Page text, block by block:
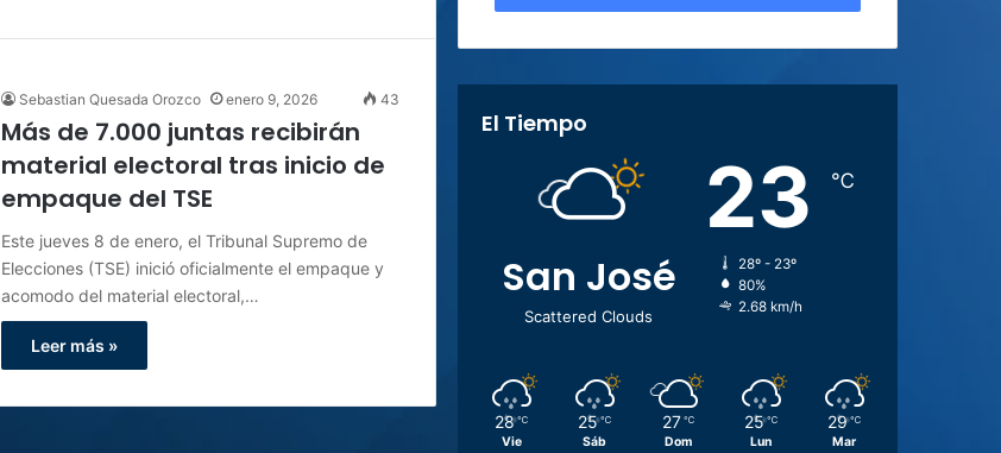
Sebastian Quesada Orozco enero 9, 2026 43
Más de 7.000 juntas recibirán
material electoral tras inicio de
empaque del TSE
Este jueves 8 de enero, el Tribunal Supremo de
Elecciones (TSE) inició oficialmente el empaque y
acomodo del material electoral,…
Leer más »
El Tiempo
San José
Scattered Clouds
23 ℃
28º - 23º
80%
2.68 km/h
28 ℃
Vie
25 ℃
Sáb
27 ℃
Dom
25 ℃
Lun
29 ℃
Mar